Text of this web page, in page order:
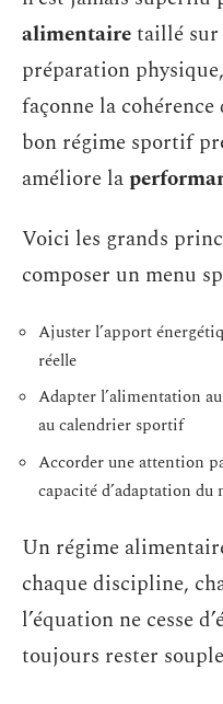
alimentairetaillé
préparation
façonne la cohérence
bon régime sportif
améliore la
Voici les grands
composer un menu
Ajuster l’apport
réelle
Adapter l’alimentation
au calendrier sportif
Accorder une attention
capacité d’adaptation du
Un régime
chaque discipline,
l’équation ne cesse
toujours rester